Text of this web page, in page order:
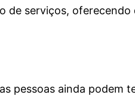
de serviços, oferecendo
pessoas ainda podem